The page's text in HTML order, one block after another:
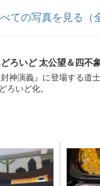
ての写真を見る（
どろいど 太公望＆四不象
封神演義』に登場する道
ろいど化。